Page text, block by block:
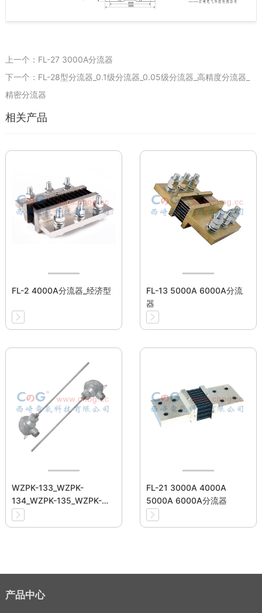
上一个：FL-27 3000A分流器
下一个：FL-28型分流器_0.1级分流器_0.05级分流器_高精度分流器_
精密分流器
相关产品
FL-2 4000A分流器_经济型
FL-13 5000A 6000A分流
器
WZPK-133_WZPK-
134_WZPK-135_WZPK-
136_WZPK-138铠装热电阻
FL-21 3000A 4000A
5000A 6000A分流器
产品中心